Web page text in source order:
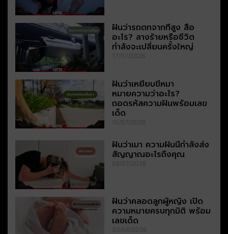
ฝันว่ารถตกจากที่สูง สื่อ
อะไร? ลางร้ายหรือชีวิต
กำลังจะเปลี่ยนครั้งใหญ่
17/07/2026
ฝันว่าเหยียบขี้หมา
หมายความว่าอะไร?
ถอดรหัสความฝันพร้อมเลข
เด็ด
10/07/2026
ฝันว่าเมา ความฝันนี้กำลังส่ง
สัญญาณอะไรถึงคุณ
06/07/2026
ฝันว่าคลอดลูกผู้หญิง เปิด
ความหมายครบทุกมิติ พร้อม
เลขเด็ด
30/06/2026